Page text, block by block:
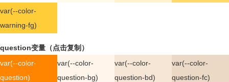
var(--color-
warning-fg)
question变量（点击复制）
var(--color-
question)
var(--color-
question-bg)
var(--color-
question-bd)
var(--color-
question-fc)